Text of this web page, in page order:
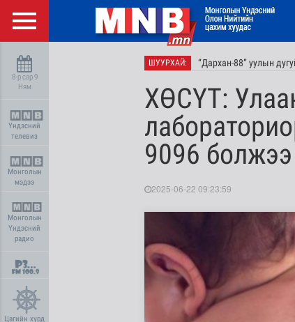
8-р сар 9
Ням
Үндэсний
телевиз
Монголын
мэдээ
Монголын
Үндэсний
радио
Цагийн хүрд
ШУУРХАЙ: “Дархан-88” уулын
ХӨСҮТ:
9096 болжээ
2025-06-22 09:23:59